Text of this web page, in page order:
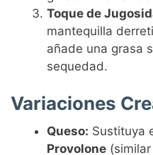
Toque de
mantequilla
añade una grasa
sequedad.
Variaciones
Queso: Sustituya
Provolone